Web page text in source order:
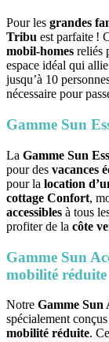
Pour les grandes
Tribu est parfaite !
mobil-homes reliés
espace idéal qui allie
jusqu’à 10
nécessaire pour
Gamme Sun
La Gamme Sun
pour des vacances
pour la location
cottage Confort,
accessibles à tous
profiter de la côte
Gamme Sun
mobilité réduite
Notre Gamme Sun
spécialement
mobilité réduite.